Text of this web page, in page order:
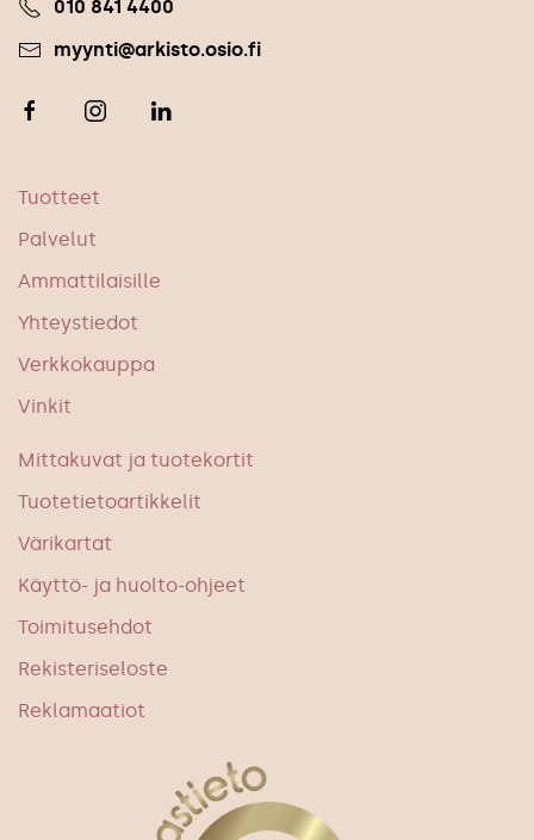
010 841 4400
myynti@arkisto.osio.fi
Tuotteet
Palvelut
Ammattilaisille
Yhteystiedot
Verkkokauppa
Vinkit
Mittakuvat ja tuotekortit
Tuotetietoartikkelit
Värikartat
Käyttö- ja huolto-ohjeet
Toimitusehdot
Rekisteriseloste
Reklamaatiot